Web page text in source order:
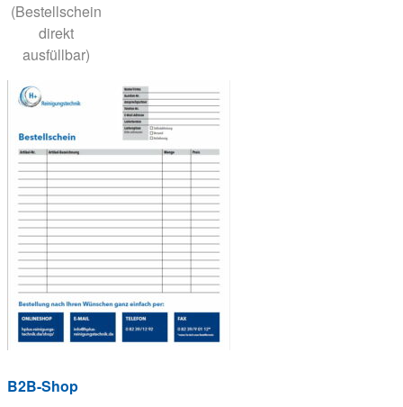
(Bestellschein
direkt
ausfüllbar)
B2B-Shop